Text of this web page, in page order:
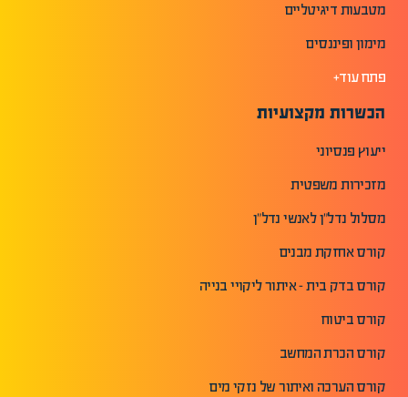
מטבעות דיגיטליים
מימון ופיננסים
פתח עוד+
הכשרות מקצועיות
ייעוץ פנסיוני
מזכירות משפטית
מסלול נדל"ן לאנשי נדל"ן
קורס אחזקת מבנים
קורס בדק בית - איתור ליקויי בנייה
קורס ביטוח
קורס הכרת המחשב
קורס הערכה ואיתור של נזקי מים